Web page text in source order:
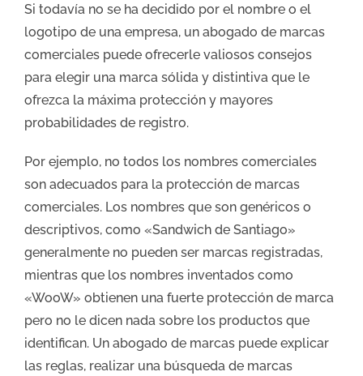
Si todavía no se ha decidido por el nombre o el
logotipo de una empresa, un abogado de marcas
comerciales puede ofrecerle valiosos consejos
para elegir una marca sólida y distintiva que le
ofrezca la máxima protección y mayores
probabilidades de registro.
Por ejemplo, no todos los nombres comerciales
son adecuados para la protección de marcas
comerciales. Los nombres que son genéricos o
descriptivos, como «Sandwich de Santiago»
generalmente no pueden ser marcas registradas,
mientras que los nombres inventados como
«WooW» obtienen una fuerte protección de marca
pero no le dicen nada sobre los productos que
identifican. Un abogado de marcas puede explicar
las reglas, realizar una búsqueda de marcas